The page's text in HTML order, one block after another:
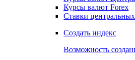
Курсы валют Forex
Ставки
Создать индекс
Возможность